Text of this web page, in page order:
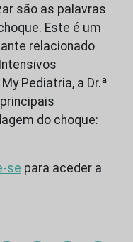
são as palavras
Este é um
relacionado
Pediatria, a Dr.ª
do choque:
se para aceder a